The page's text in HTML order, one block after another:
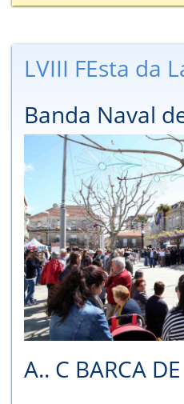
LVIII FEsta da
Banda Naval
A.. C BARCA